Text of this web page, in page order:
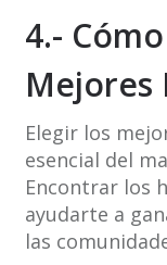
4.-
Mejores
Elegir los
esencial del
Encontrar los
ayudarte a
las